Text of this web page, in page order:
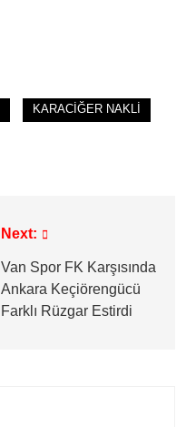
KARACİĞER NAKLİ
Next:
Van Spor FK Karşısında
Ankara Keçiörengücü
Farklı Rüzgar Estirdi